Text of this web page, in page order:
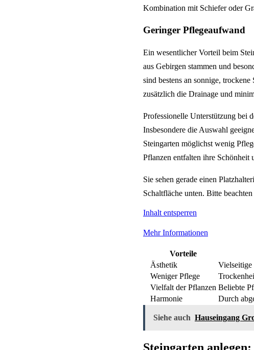
Kombination mit Schiefer oder
Geringer Pflegeaufwand
Ein wesentlicher Vorteil beim
aus Gebirgen stammen und
sind bestens an sonnige,
zusätzlich die Drainage und
Professionelle Unterstützung bei
Insbesondere die Auswahl
Steingarten möglichst wenig
Pflanzen entfalten ihre Schönheit
Sie sehen gerade einen
Schaltfläche unten. Bitte
Inhalt entsperren
Mehr Informationen
Vorteile
Ästhetik
Vielseitige
Weniger Pflege
Vielfalt der Pflanzen Beliebte
Harmonie
Durch
Siehe auch Hauseingang
Steingarten